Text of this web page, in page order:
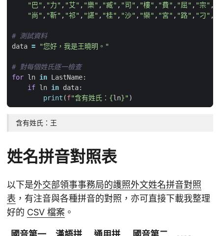
"巴" , "力" , "艾" , "樂" , "臧" , "司" , "樓" , "費" , "屈" , "宗" ,
"尚" , "靳" , "祁" , "諶" , "桂" , "沙" , "欒" , "宮" , "路" , "刁" ,
# 測試資料
data = "您好，我是王曉明。"
# 對每個姓氏逐一檢查
for ln in LastName:
if ln in data:
print (f"含有姓氏： {ln}")
含有姓氏：王
姓名拼音對照表
以下是外交部領事事務局的護照外文姓名拼音對照
表 ，有注音與各種拼音的對照，亦可直接下載我整理
好的 CSV 檔案 。